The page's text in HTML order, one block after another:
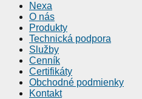
Nexa
O nás
Produkty
Technická podpora
Služby
Cenník
Certifikáty
Obchodné podmienky
Kontakt